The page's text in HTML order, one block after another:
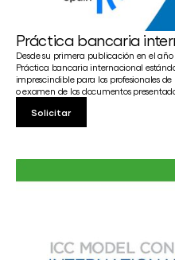
Práctica bancaria
Desde su primera publicación en el año
Práctica bancaria internacional
imprescindible para los profesionales
o examen de los documentos
Solicitar